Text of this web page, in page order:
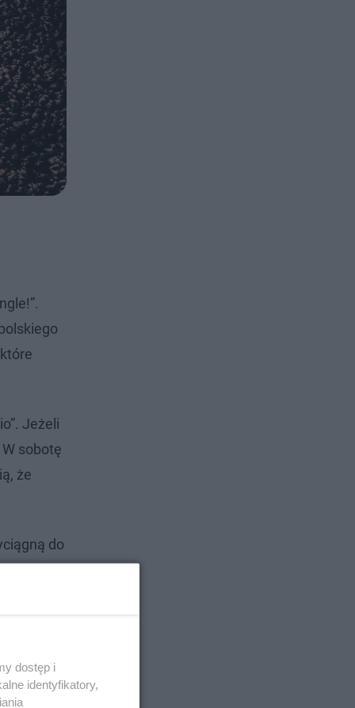
Jeżeli
sobotę
że
do
która
dostęp i
identyfikatory,